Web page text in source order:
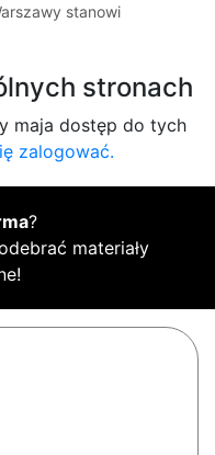
stanowi
stronach
maja dostęp do tych
zalogować.
?
materiały